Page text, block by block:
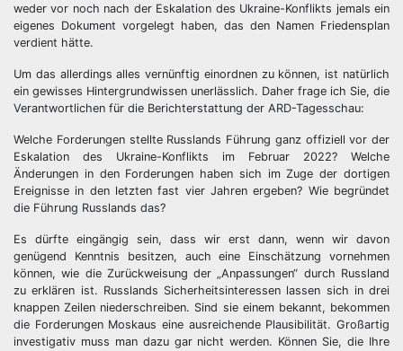
weder vor noch nach der Eskalation des Ukraine-Konflikts jemals ein
eigenes Dokument vorgelegt haben, das den Namen Friedensplan
verdient hätte.
Um das allerdings alles vernünftig einordnen zu können, ist natürlich
ein gewisses Hintergrundwissen unerlässlich. Daher frage ich Sie, die
Verantwortlichen für die Berichterstattung der ARD-Tagesschau:
Welche Forderungen stellte Russlands Führung ganz offiziell vor der
Eskalation des Ukraine-Konflikts im Februar 2022? Welche
Änderungen in den Forderungen haben sich im Zuge der dortigen
Ereignisse in den letzten fast vier Jahren ergeben? Wie begründet
die Führung Russlands das?
Es dürfte eingängig sein, dass wir erst dann, wenn wir davon
genügend Kenntnis besitzen, auch eine Einschätzung vornehmen
können, wie die Zurückweisung der „Anpassungen“ durch Russland
zu erklären ist. Russlands Sicherheitsinteressen lassen sich in drei
knappen Zeilen niederschreiben. Sind sie einem bekannt, bekommen
die Forderungen Moskaus eine ausreichende Plausibilität. Großartig
investigativ muss man dazu gar nicht werden. Können Sie, die Ihre